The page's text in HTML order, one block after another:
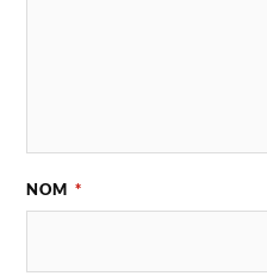
NOM *